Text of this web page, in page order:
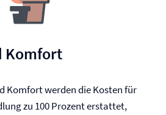
Komfort
Komfort werden die Kosten für
zu 100 Prozent erstattet,